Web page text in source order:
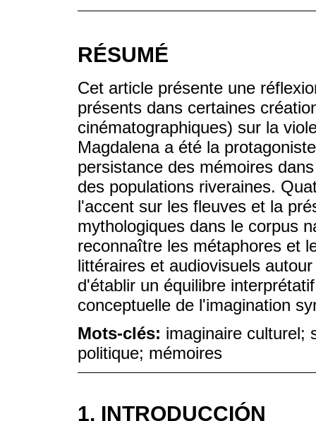
RÉSUMÉ
Cet article présente une
présents dans certaines
cinématographiques) sur la
Magdalena a été la
persistance des mémoires
des populations riveraines.
l'accent sur les fleuves et la
mythologiques dans le corpus
reconnaître les métaphores et
littéraires et audiovisuels
d'établir un équilibre
conceptuelle de l'imagination
Mots-clés: imaginaire culturel;
politique; mémoires
1. INTRODUCCIÓN